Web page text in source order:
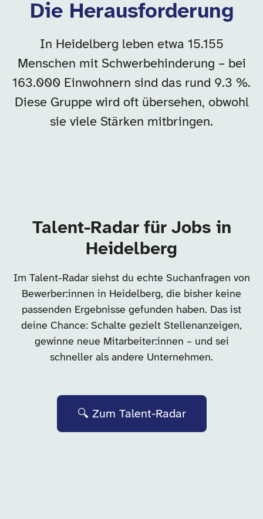
Die Herausforderung
In Heidelberg leben etwa 15.155
Menschen mit Schwerbehinderung – bei
163.000 Einwohnern sind das rund 9.3 %.
Diese Gruppe wird oft übersehen, obwohl
sie viele Stärken mitbringen.
Talent-Radar für Jobs in
Heidelberg
Im Talent-Radar siehst du echte Suchanfragen von
Bewerber:innen in Heidelberg, die bisher keine
passenden Ergebnisse gefunden haben. Das ist
deine Chance: Schalte gezielt Stellenanzeigen,
gewinne neue Mitarbeiter:innen – und sei
schneller als andere Unternehmen.
🔍 Zum Talent-Radar